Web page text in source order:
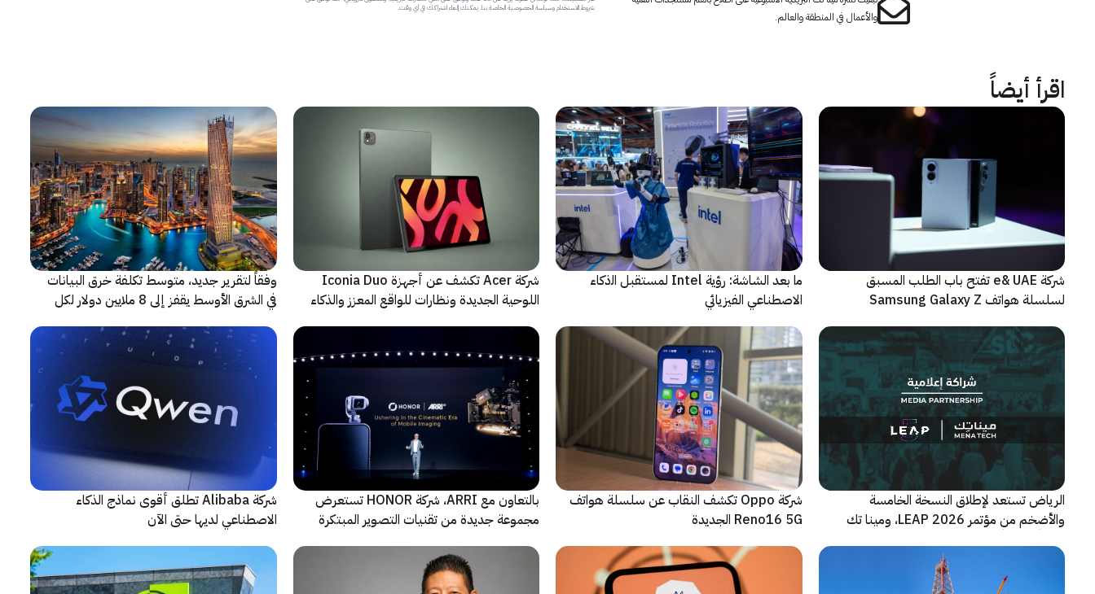
والأعمال في المنطقة والعالم.
شروط الاستخدام وسياسة الخصوصية الخاصة بنا. يمكنك إلغاء اشتراكك في أي وقت.
اقرأ أيضاً
شركة e& UAE تفتح باب الطلب المسبق
لسلسلة هواتف Samsung Galaxy Z
ﻣا بعد الشاشة: رؤية Intel لمستقبل اﻟذﻛﺎء
الاصطناعي الفيزيائي
شركة Acer تكشف عن أجهزة Iconia Duo
اللوحية الجديدة ونظارات للواقع المعزز والذكاء
وفقاً لتقرير جديد، متوسط تكلفة خرق البيانات
في الشرق الأوسط يقفز إلى 8 ملايين دولار لكل
الرياض تستعد لإطلاق النسخة الخامسة
والأضخم من مؤتمر LEAP 2026، ومينا تك
شركة Oppo تكشف النقاب عن سلسلة هواتف
Reno16 5G الجديدة
بالتعاون مع ARRI، شركة HONOR تستعرض
مجموعة جديدة من تقنيات التصوير المبتكرة
شركة Alibaba تطلق أقوى نماذج الذكاء
الاصطناعي لديها حتى الآن